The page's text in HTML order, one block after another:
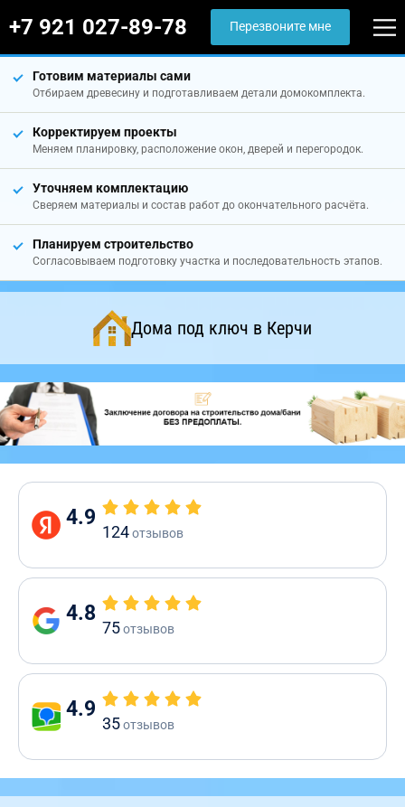
+7 921 027-89-78 Перезвоните мне
Готовим материалы сами
Отбираем древесину и подготавливаем детали домокомплекта.
Корректируем проекты
Меняем планировку, расположение окон, дверей и перегородок.
Уточняем комплектацию
Сверяем материалы и состав работ до окончательного расчёта.
Планируем строительство
Согласовываем подготовку участка и последовательность этапов.
Дома под ключ в Керчи
4.9
124отзывов
4.8
75отзывов
4.9
35отзывов